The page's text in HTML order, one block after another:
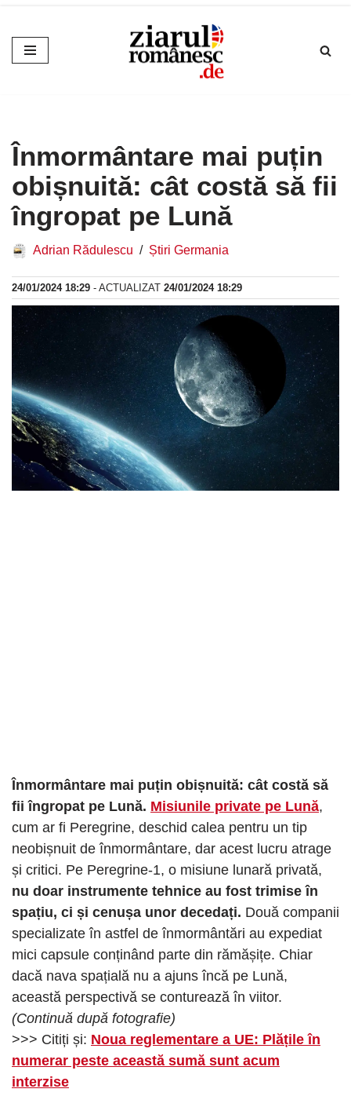
Sari
la
Înmormântare mai puțin
obișnuită: cât costă să fii
îngropat pe Lună
Adrian Rădulescu Știri Germania
24/01/2024 18:29 - ACTUALIZAT 24/01/2024 18:29
Înmormântare mai puțin obișnuită: cât costă să
fii îngropat pe Lună. Misiunile private pe Lună,
cum ar fi Peregrine, deschid calea pentru un tip
neobișnuit de înmormântare, dar acest lucru atrage
și critici. Pe Peregrine-1, o misiune lunară privată,
nu doar instrumente tehnice au fost trimise în
spațiu, ci și cenușa unor decedați. Două companii
specializate în astfel de înmormântări au expediat
mici capsule conținând parte din rămășițe. Chiar
dacă nava spațială nu a ajuns încă pe Lună,
această perspectivă se conturează în viitor.
(Continuă după fotografie)
>>> Citiți și: Noua reglementare a UE: Plățile în
numerar peste această sumă sunt acum
interzise